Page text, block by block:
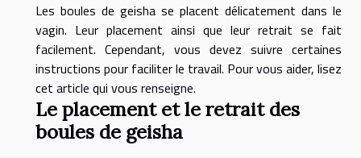
Les boules de geisha se placent délicatement dans le
vagin. Leur placement ainsi que leur retrait se fait
facilement. Cependant, vous devez suivre certaines
instructions pour faciliter le travail. Pour vous aider, lisez
cet article qui vous renseigne.
Le placement et le retrait des
boules de geisha